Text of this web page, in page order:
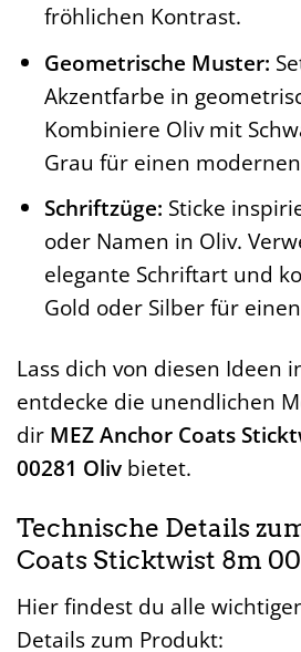
fröhlichen Kontrast.
Geometrische Muster:
Akzentfarbe in
Kombiniere Oliv mit
Grau für einen
Schriftzüge: Sticke
oder Namen in Oliv.
elegante Schriftart und
Gold oder Silber für
Lass dich von diesen Ideen
entdecke die unendlichen
dir MEZ Anchor Coats
00281 Oliv bietet.
Technische Details
Coats Sticktwist 8m
Hier findest du alle
Details zum Produkt: